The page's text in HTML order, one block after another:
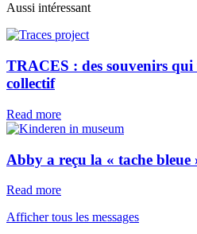
Aussi intéressant
TRACES : des souvenirs
collectif
Read more
Abby a reçu la « tache bleue
Read more
Afficher tous les messages